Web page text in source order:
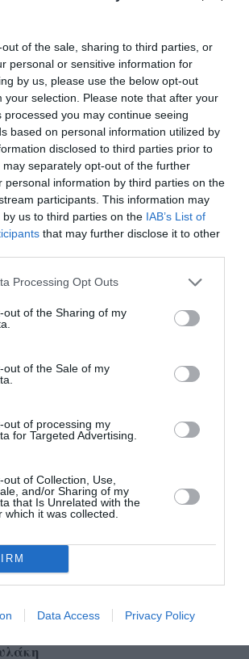
of the sale, sharing to third parties, or
personal or sensitive information for
by us, please use the below opt-out
your selection. Please note that after your
processed you may continue seeing
based on personal information utilized by
disclosed to third parties prior to
separately opt-out of the further
personal information by third parties on the
participants. This information may
us to third parties on the IAB’s List of
that may further disclose it to other
Processing Opt Outs
out of the Sharing of my
out of the Sale of my
out of processing my
for Targeted Advertising.
of Collection, Use,
and/or Sharing of my
that Is Unrelated with the
which it was collected.
Data Access Privacy Policy
δύο κατοικιών με τιμές πρώτης
– βιοτεχνικού χώρου με τιμή
οι τρεις διαδικασίες τέθηκαν σε
πλειστηριασμός στη
οριστεί για τις 19 Ιουνίου και αφορά
κτίσμα, με τιμή πρώτης προσφοράς
Νέστορος ο επόμενος
οριστεί για τις 12 Ιουνίου και
κτίσμα, με τιμή πρώτης
ευρώ.
αποτυπώνει τη διεύρυνση
στη Μεσσηνία. Παράλληλα, οι
και οι ματαιώσεις λόγω έλλειψης
ότι, πέραν της προσφοράς
εμφανίζεται επιφυλακτική
από τις διαθέσιμες περιπτώσεις.
προσθήκη νέων ακινήτων στη λίστα
πλειστηριασμών επιβεβαιώνει ότι
εξακολουθούν να επηρεάζουν
ιδιοκτητών σε ολόκληρη τη
επαγγελματιών, με την
διαδικασιών.